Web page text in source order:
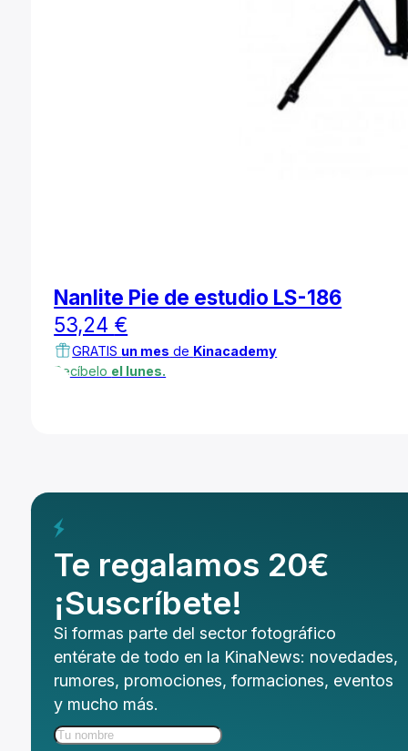
Nanlite Pie de estudio LS-186
53,24 €
GRATIS un mes de Kinacademy
Recíbelo el lunes.
Te regalamos 20€
¡Suscríbete!
Si formas parte del sector fotográfico
entérate de todo en la KinaNews: novedades,
rumores, promociones, formaciones, eventos
y mucho más.